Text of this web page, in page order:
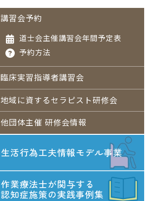
講習会予約
道士会主催講習会年間予定表
予約方法
臨床実習指導者講習会
地域に資するセラピスト研修会
他団体主催 研修会情報
生活行為工夫情報モデル事業
作業療法士が関与する
認知症施策の実践事例集